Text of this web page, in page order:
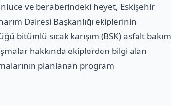
ve beraberindeki heyet, Eskişehir
Dairesi Başkanlığı ekiplerinin
bitümlü sıcak karışım (BSK) asfalt bakım
hakkında ekiplerden bilgi alan
planlanan program